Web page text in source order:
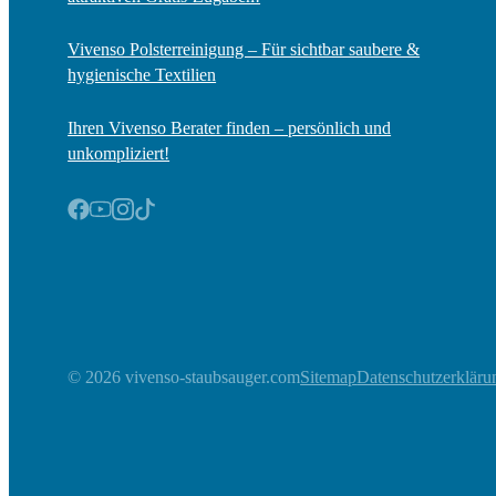
Vivenso Polsterreinigung – Für sichtbar saubere &
hygienische Textilien
Ihren Vivenso Berater finden – persönlich und
unkompliziert!
© 2026 vivenso-staubsauger.comSitemap